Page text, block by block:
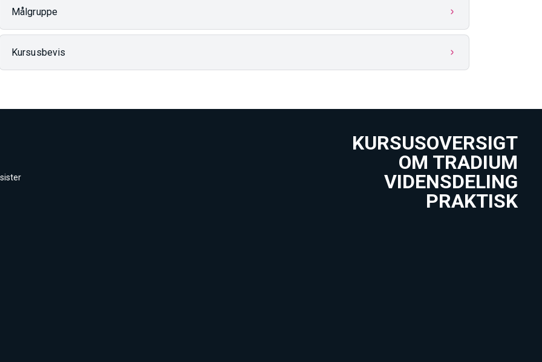
Målgruppe
Kursusbevis
KURSUSOVERSIGT
OM TRADIUM
VIDENSDELING
PRAKTISK